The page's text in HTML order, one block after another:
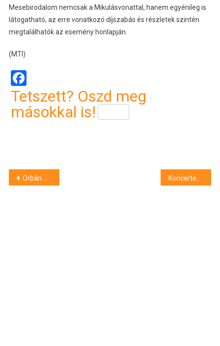
Mesebirodalom nemcsak a Mikulásvonattal, hanem egyénileg is
látogatható, az erre vonatkozó díjszabás és részletek szintén
megtalálhatók az esemény honlapján.
(MTI)
Facebook
Tetszett? Oszd meg
másokkal is!
Bejegyzés
Orbán Viktor új fejezetet akar nyitni a magyar-amerikai kapcsolatokban